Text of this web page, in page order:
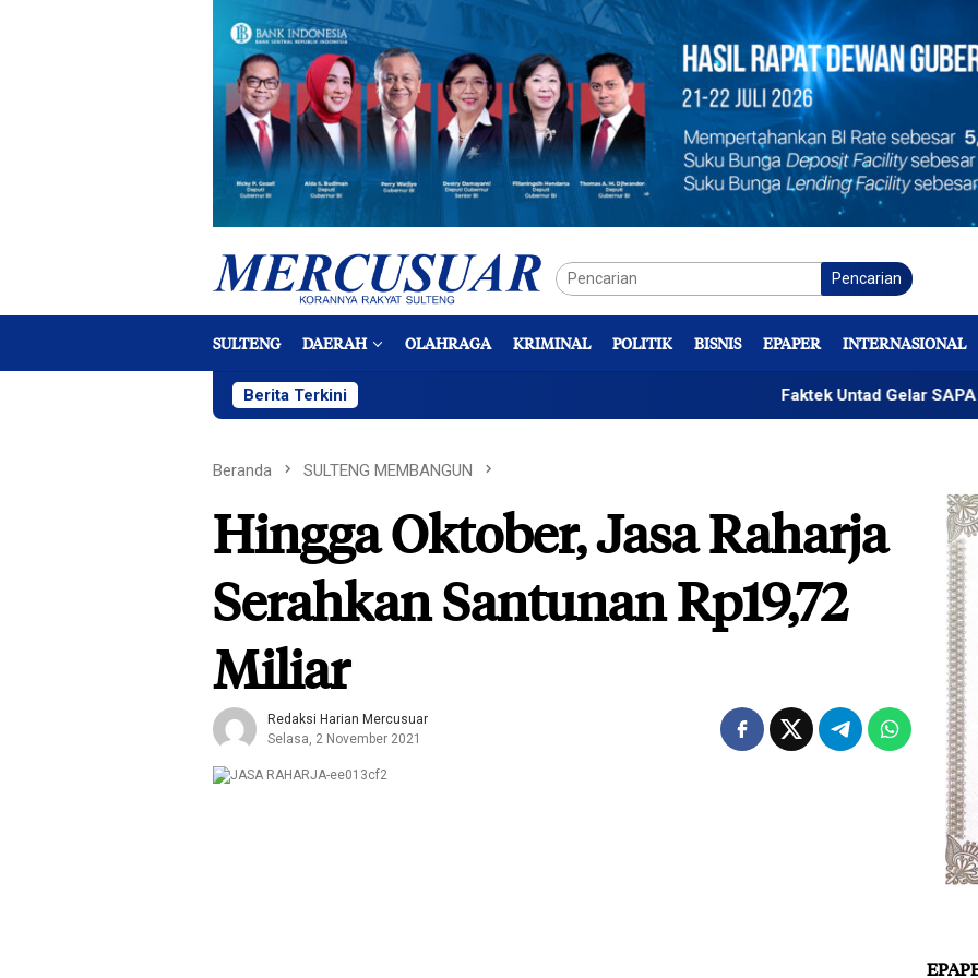
Pencarian
SULTENG DAERAH OLAHRAGA KRIMINAL POLITIK BISNIS EPAPER INTERNASIONAL
Berita Terkini Faktek Untad Gelar SAPA 2026
Beranda SULTENG MEMBANGUN
Hingga Oktober, Jasa Raharja
Serahkan Santunan Rp19,72
Miliar
Redaksi Harian Mercusuar
Selasa, 2 November 2021